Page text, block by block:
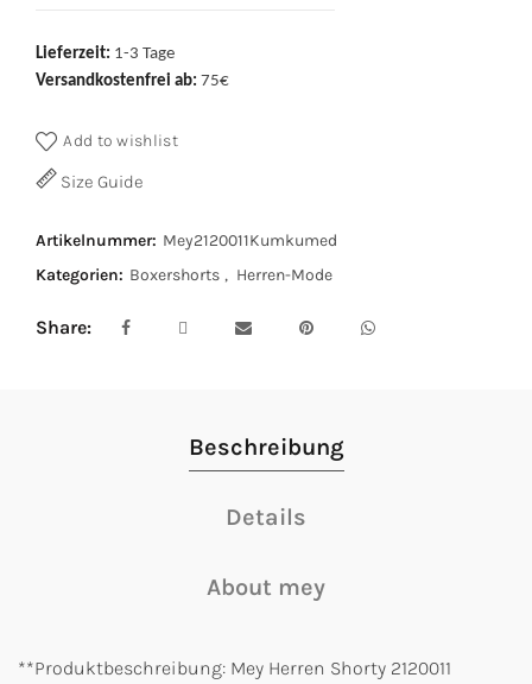
Lieferzeit: 1-3 Tage
Versandkostenfrei ab: 75€
Add to wishlist
Size Guide
Artikelnummer: Mey2120011Kumkumed
Kategorien: Boxershorts , Herren-Mode
Share
Beschreibung
Details
About mey
**Produktbeschreibung: Mey Herren Shorty 2120011